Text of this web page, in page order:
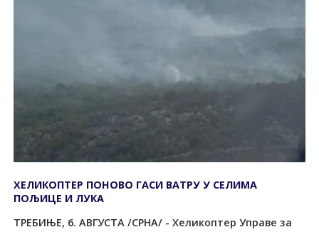
ХЕЛИКОПТЕР ПОНОВО ГАСИ ВАТРУ У СЕЛИМА
ПОЉИЦЕ И ЛУКА
TРЕБИЊЕ, 6. АВГУСTА /СРНА/ - Хеликоптер Управе за